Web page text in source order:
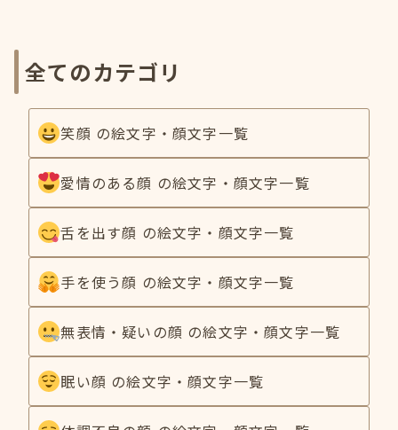
全てのカテゴリ
笑顔 の絵文字・顔文字一覧
愛情のある顔 の絵文字・顔文字一覧
舌を出す顔 の絵文字・顔文字一覧
手を使う顔 の絵文字・顔文字一覧
無表情・疑いの顔 の絵文字・顔文字一覧
眠い顔 の絵文字・顔文字一覧